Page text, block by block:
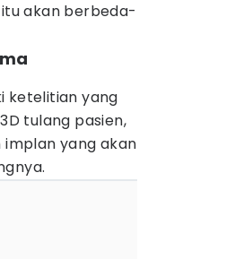
akan berbeda-
ketelitian yang
tulang pasien,
yang akan